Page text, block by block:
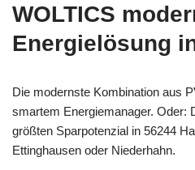
WOLTICS
Energielösung
Die modernste Kombination aus
smartem Energiemanager. Oder:
größten Sparpotenzial in 56244
Ettinghausen oder Niederhahn.